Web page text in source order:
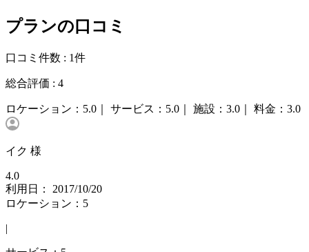
プランの口コミ
口コミ件数 : 1件
総合評価 : 4
ロケーション： 5.0｜ サービス： 5.0｜ 施設： 3.0｜ 料金： 3.0
イク 様
4.0
利用日： 2017/10/20
ロケーション：5
|